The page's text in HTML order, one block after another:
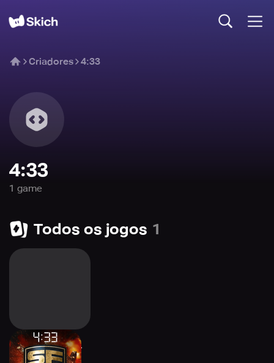
Criadores 4:33
4:33
1 game
Todos os jogos 1
Special Force for
Kakao